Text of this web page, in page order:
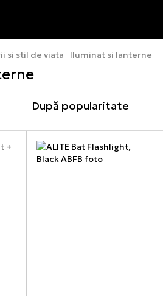
si stil de viata Iluminat si lanterne
După popularitate